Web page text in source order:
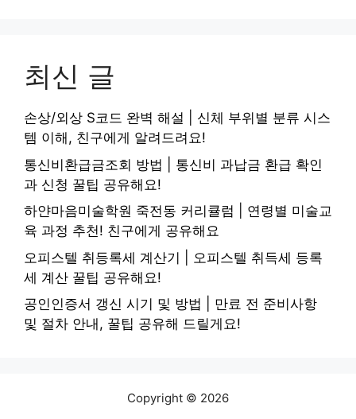
최신 글
손상/외상 S코드 완벽 해설 | 신체 부위별 분류 시스
템 이해, 친구에게 알려드려요!
통신비환급금조회 방법 | 통신비 과납금 환급 확인
과 신청 꿀팁 공유해요!
하얀마음미술학원 죽전동 커리큘럼 | 연령별 미술교
육 과정 추천! 친구에게 공유해요
오피스텔 취등록세 계산기 | 오피스텔 취득세 등록
세 계산 꿀팁 공유해요!
공인인증서 갱신 시기 및 방법 | 만료 전 준비사항
및 절차 안내, 꿀팁 공유해 드릴게요!
Copyright © 2026